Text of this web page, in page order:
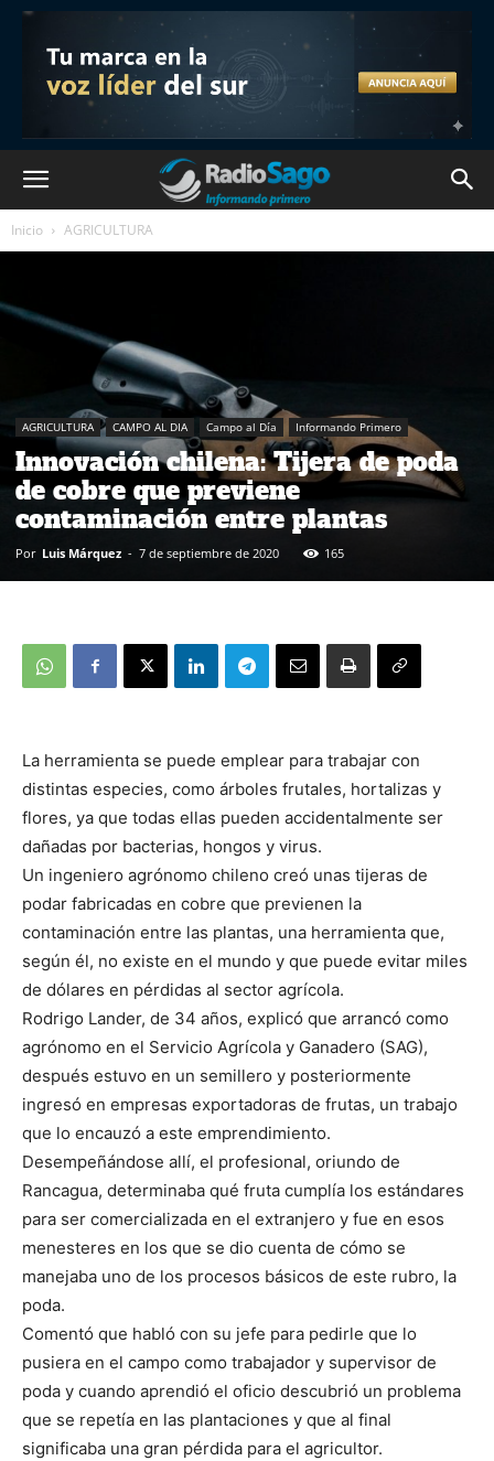
Inicio AGRICULTURA
AGRICULTURA CAMPO AL DIA Campo al Día Informando Primero
Innovación chilena: Tijera de poda
de cobre que previene
contaminación entre plantas
Por Luis Márquez - 7 de septiembre de 2020 165
La herramienta se puede emplear para trabajar con
distintas especies, como árboles frutales, hortalizas y
flores, ya que todas ellas pueden accidentalmente ser
dañadas por bacterias, hongos y virus.
Un ingeniero agrónomo chileno creó unas tijeras de
podar fabricadas en cobre que previenen la
contaminación entre las plantas, una herramienta que,
según él, no existe en el mundo y que puede evitar miles
de dólares en pérdidas al sector agrícola.
Rodrigo Lander, de 34 años, explicó que arrancó como
agrónomo en el Servicio Agrícola y Ganadero (SAG),
después estuvo en un semillero y posteriormente
ingresó en empresas exportadoras de frutas, un trabajo
que lo encauzó a este emprendimiento.
Desempeñándose allí, el profesional, oriundo de
Rancagua, determinaba qué fruta cumplía los estándares
para ser comercializada en el extranjero y fue en esos
menesteres en los que se dio cuenta de cómo se
manejaba uno de los procesos básicos de este rubro, la
poda.
Comentó que habló con su jefe para pedirle que lo
pusiera en el campo como trabajador y supervisor de
poda y cuando aprendió el oficio descubrió un problema
que se repetía en las plantaciones y que al final
significaba una gran pérdida para el agricultor.